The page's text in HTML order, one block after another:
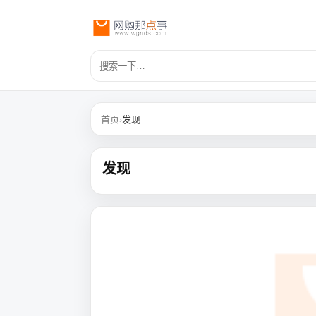
首页›发现
发现